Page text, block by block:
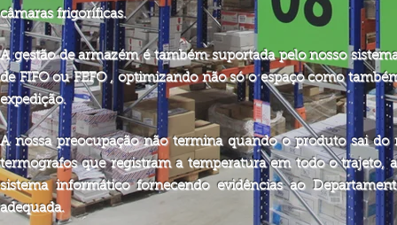
câmaras frigoríficas.
A gestão de armazém é também suportada pelo nosso
de FIFO ou FEFO , optimizando não só o espaço como
expedição.
A nossa preocupação não termina quando o produto sai do
termografos que registram a temperatura em todo o trajeto,
sistema informático fornecendo evidências ao
adequada.